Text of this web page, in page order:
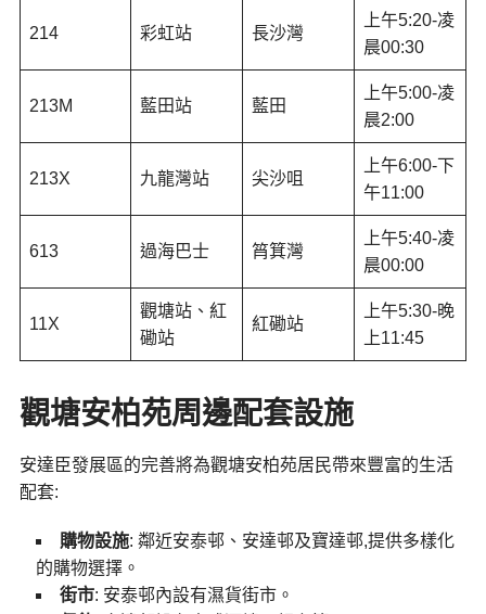
214 彩虹站 長沙灣
上午5:20-凌
晨00:30
213M 藍田站 藍田
上午5:00-凌
晨2:00
213X 九龍灣站 尖沙咀
上午6:00-下
午11:00
613 過海巴士 筲箕灣
上午5:40-凌
晨00:00
11X
觀塘站、紅
磡站
紅磡站
上午5:30-晚
上11:45
觀塘安柏苑周邊配套設施
安達臣發展區的完善將為觀塘安柏苑居民帶來豐富的生活
配套:
購物設施: 鄰近安泰邨、安達邨及寶達邨,提供多樣化
的購物選擇。
街市: 安泰邨內設有濕貨街市。